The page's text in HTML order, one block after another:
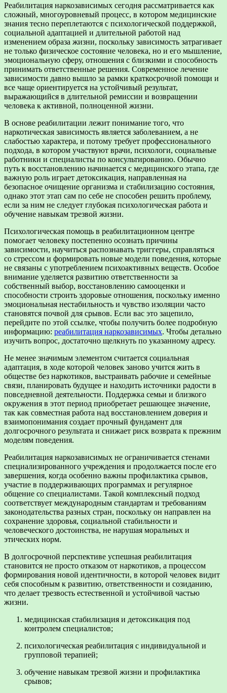
Реабилитация наркозависимых сегодня рассматривается как
сложный, многоуровневый процесс, в котором медицинские
знания тесно переплетаются с психологической поддержкой,
социальной адаптацией и длительной работой над
изменением образа жизни, поскольку зависимость затрагивает
не только физическое состояние человека, но и его мышление,
эмоциональную сферу, отношения с близкими и способность
принимать ответственные решения. Современное лечение
зависимости давно вышло за рамки краткосрочной помощи и
все чаще ориентируется на устойчивый результат,
выражающийся в длительной ремиссии и возвращении
человека к активной, полноценной жизни.
В основе реабилитации лежит понимание того, что
наркотическая зависимость является заболеванием, а не
слабостью характера, и потому требует профессионального
подхода, в котором участвуют врачи, психологи, социальные
работники и специалисты по консультированию. Обычно
путь к восстановлению начинается с медицинского этапа, где
важную роль играет детоксикация, направленная на
безопасное очищение организма и стабилизацию состояния,
однако этот этап сам по себе не способен решить проблему,
если за ним не следует глубокая психологическая работа и
обучение навыкам трезвой жизни.
Психологическая помощь в реабилитационном центре
помогает человеку постепенно осознать причины
зависимости, научиться распознавать триггеры, справляться
со стрессом и формировать новые модели поведения, которые
не связаны с употреблением психоактивных веществ. Особое
внимание уделяется развитию ответственности за
собственный выбор, восстановлению самооценки и
способности строить здоровые отношения, поскольку именно
эмоциональная нестабильность и чувство изоляции часто
становятся почвой для срывов. Если вас это зацепило,
перейдите по этой ссылке, чтобы получить более подробную
информацию: реабилитация наркозависимых. Чтобы детально
изучить вопрос, достаточно щелкнуть по указанному адресу.
Не менее значимым элементом считается социальная
адаптация, в ходе которой человек заново учится жить в
обществе без наркотиков, выстраивать рабочие и семейные
связи, планировать будущее и находить источники радости в
повседневной деятельности. Поддержка семьи и близкого
окружения в этот период приобретает решающее значение,
так как совместная работа над восстановлением доверия и
взаимопонимания создает прочный фундамент для
долгосрочного результата и снижает риск возврата к прежним
моделям поведения.
Реабилитация наркозависимых не ограничивается стенами
специализированного учреждения и продолжается после его
завершения, когда особенно важны профилактика срывов,
участие в поддерживающих программах и регулярное
общение со специалистами. Такой комплексный подход
соответствует международным стандартам и требованиям
законодательства разных стран, поскольку он направлен на
сохранение здоровья, социальной стабильности и
человеческого достоинства, не нарушая моральных и
этических норм.
В долгосрочной перспективе успешная реабилитация
становится не просто отказом от наркотиков, а процессом
формирования новой идентичности, в которой человек видит
себя способным к развитию, ответственности и созиданию,
что делает трезвость естественной и устойчивой частью
жизни.
медицинская стабилизация и детоксикация под
контролем специалистов;
психологическая реабилитация с индивидуальной и
групповой терапией;
обучение навыкам трезвой жизни и профилактика
срывов;